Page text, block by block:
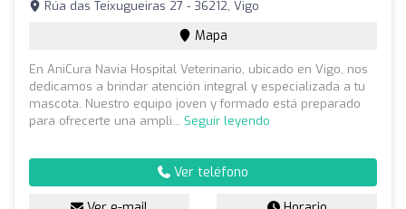
Rúa das Teixugueiras 27 - 36212, Vigo
Mapa
En AniCura Navia Hospital Veterinario, ubicado en Vigo, nos
dedicamos a brindar atención integral y especializada a tu
mascota. Nuestro equipo joven y formado está preparado
para ofrecerte una ampli... Seguir leyendo
Ver teléfono